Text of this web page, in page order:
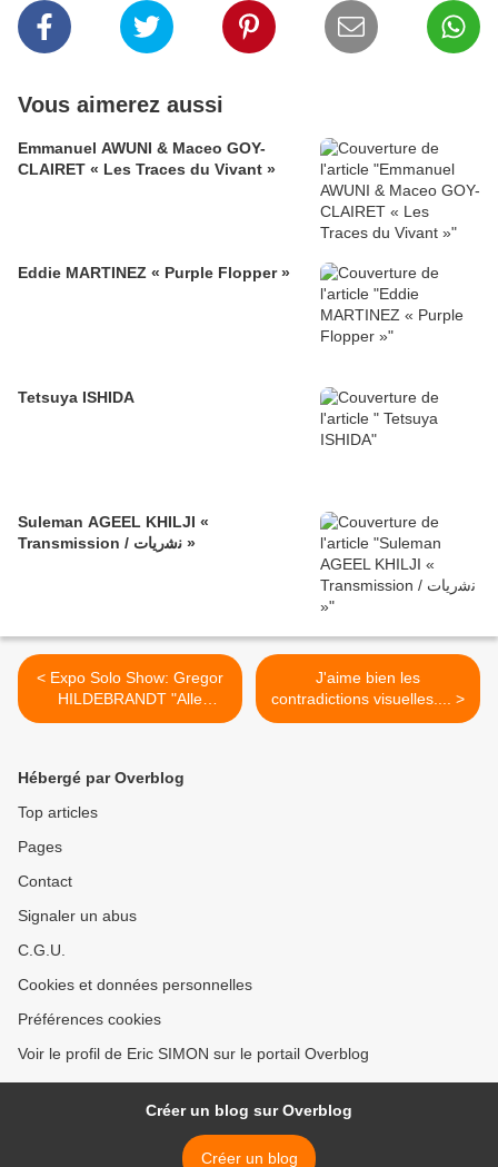
Vous aimerez aussi
Emmanuel AWUNI & Maceo GOY-
CLAIRET « Les Traces du Vivant »
Eddie MARTINEZ « Purple Flopper »
Tetsuya ISHIDA
Suleman AGEEL KHILJI «
Transmission / ﻧﺷرﯾﺎت »
< Expo Solo Show: Gregor
HILDEBRANDT "Alle
Schläge sind erlaubt"
J'aime bien les
contradictions visuelles.... >
Hébergé par Overblog
Top articles
Pages
Contact
Signaler un abus
C.G.U.
Cookies et données personnelles
Préférences cookies
Voir le profil de Eric SIMON sur le portail Overblog
Créer un blog sur Overblog
Créer un blog